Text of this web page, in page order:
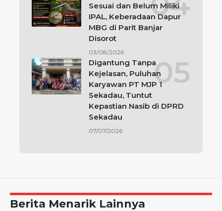
Sesuai dan Belum Miliki
IPAL, Keberadaan Dapur
MBG di Parit Banjar
Disorot
03/08/2026
Digantung Tanpa
Kejelasan, Puluhan
Karyawan PT MJP 1
Sekadau, Tuntut
Kepastian Nasib di DPRD
Sekadau
07/07/2026
Berita Menarik Lainnya